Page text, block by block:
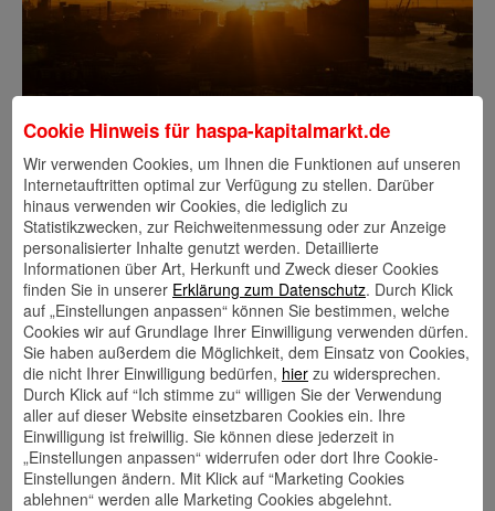
Märkte am Morgen
Devisentelegramm
Cookie Hinweis für haspa-kapitalmarkt.de
Wir verwenden Cookies, um Ihnen die Funktionen auf unseren
Internetauftritten optimal zur Verfügung zu stellen. Darüber
hinaus verwenden wir Cookies, die lediglich zu
Statistikzwecken, zur Reichweitenmessung oder zur Anzeige
personalisierter Inhalte genutzt werden. Detaillierte
Informationen über Art, Herkunft und Zweck dieser Cookies
finden Sie in unserer Erklärung zum Datenschutz. Durch Klick
auf „Einstellungen anpassen“ können Sie bestimmen, welche
Cookies wir auf Grundlage Ihrer Einwilligung verwenden dürfen.
Sie haben außerdem die Möglichkeit, dem Einsatz von Cookies,
die nicht Ihrer Einwilligung bedürfen, hier zu widersprechen.
Durch Klick auf “Ich stimme zu“ willigen Sie der Verwendung
aller auf dieser Website einsetzbaren Cookies ein. Ihre
Einwilligung ist freiwillig. Sie können diese jederzeit in
„Einstellungen anpassen“ widerrufen oder dort Ihre Cookie-
Einstellungen ändern. Mit Klick auf “Marketing Cookies
ablehnen“ werden alle Marketing Cookies abgelehnt.